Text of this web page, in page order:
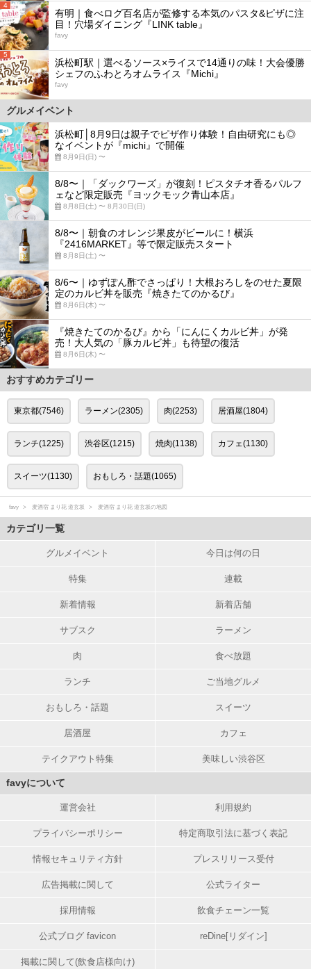
4
有明｜食べログ百名店が監修する本気のパスタ&ピザに注
目！穴場ダイニング『LINK table』
favy
5
浜松町駅｜選べるソース×ライスで14通りの味！大会優勝
シェフのふわとろオムライス『Michi』
favy
グルメイベント
浜松町│8月9日は親子でピザ作り体験！自由研究にも◎
なイベントが『michi』で開催
8月9日(日) 〜
8/8〜｜「ダックワーズ」が復刻！ピスタチオ香るパルフ
ェなど限定販売『ヨックモック青山本店』
8月8日(土) 〜 8月30日(日)
8/8〜｜朝食のオレンジ果皮がビールに！横浜
『2416MARKET』等で限定販売スタート
8月8日(土) 〜
8/6〜｜ゆずぽん酢でさっぱり！大根おろしをのせた夏限
定のカルビ丼を販売『焼きたてのかるび』
8月6日(木) 〜
『焼きたてのかるび』から「にんにくカルビ丼」が発
売！大人気の「豚カルビ丼」も待望の復活
8月6日(木) 〜
おすすめカテゴリー
東京都(7546) ラーメン(2305) 肉(2253) 居酒屋(1804)
ランチ(1225) 渋谷区(1215) 焼肉(1138) カフェ(1130)
スイーツ(1130) おもしろ・話題(1065)
favy 麦酒宿 まり花 道玄坂 麦酒宿 まり花 道玄坂の地図
カテゴリ一覧
グルメイベント 今日は何の日
特集 連載
新着情報 新着店舗
サブスク ラーメン
肉 食べ放題
ランチ ご当地グルメ
おもしろ・話題 スイーツ
居酒屋 カフェ
テイクアウト特集 美味しい渋谷区
favyについて
運営会社 利用規約
プライバシーポリシー 特定商取引法に基づく表記
情報セキュリティ方針 プレスリリース受付
広告掲載に関して 公式ライター
採用情報 飲食チェーン一覧
公式ブログ favicon reDine[リダイン]
掲載に関して(飲食店様向け)